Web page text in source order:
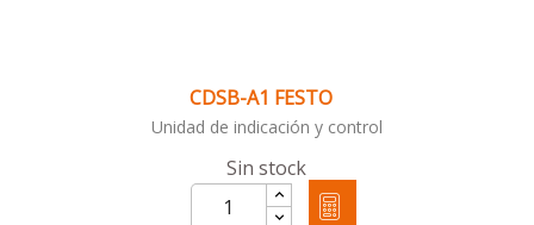
CDSB-A1 FESTO
Unidad de indicación y control
Sin stock